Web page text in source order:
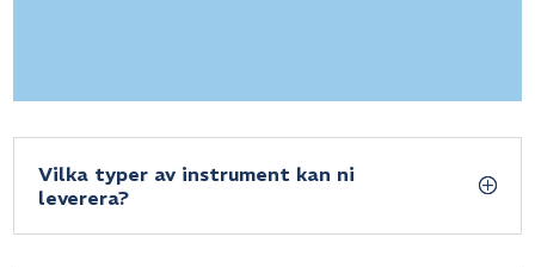
Vilka typer av instrument kan ni
leverera?